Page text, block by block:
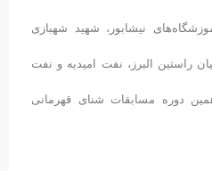
نیشابور، شهید شهبازی
راستین البرز، نفت امیدیه و نفت
دوره مسابقات شنای قهرمانی